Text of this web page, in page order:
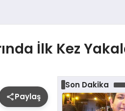
İlk Kez
Paylaş
Son Dakika